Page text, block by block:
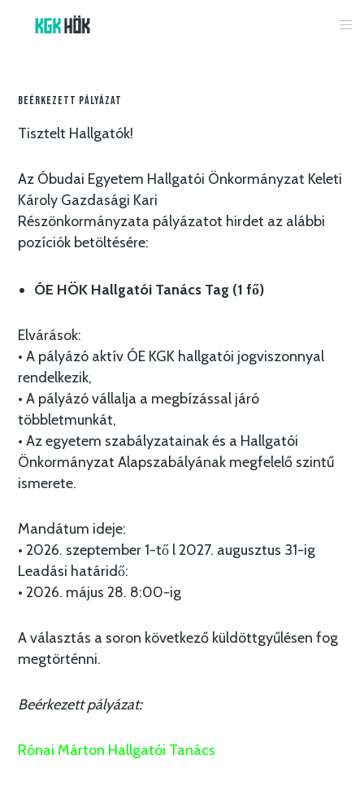
Beérkezett Pályázat
Tisztelt Hallgatók!
Az Óbudai Egyetem Hallgatói Önkormányzat Keleti
Károly Gazdasági Kari
Részönkormányzata pályázatot hirdet az alábbi
pozíciók betöltésére:
ÓE HÖK Hallgatói Tanács Tag (1 fő)
Elvárások:
• A pályázó aktív ÓE KGK hallgatói jogviszonnyal
rendelkezik,
• A pályázó vállalja a megbízással járó
többletmunkát,
• Az egyetem szabályzatainak és a Hallgatói
Önkormányzat Alapszabályának megfelelő szintű
ismerete.
Mandátum ideje:
• 2026. szeptember 1-tő l 2027. augusztus 31-ig
Leadási határidő:
• 2026. május 28. 8:00-ig
A választás a soron következő küldöttgyűlésen fog
megtörténni.
Beérkezett pályázat:
Rónai Márton Hallgatói Tanács